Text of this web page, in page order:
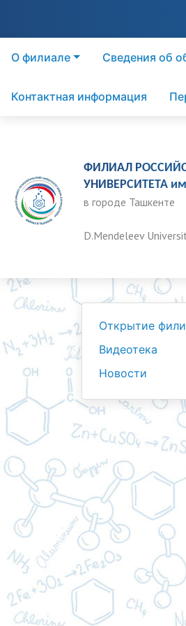
О филиале Сведения об
Контактная информация
ФИЛИАЛ
УНИВЕРСИТЕТА
в городе Ташкенте
D.Mendeleev
Открытие
Видеотека
Новости